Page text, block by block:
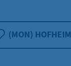
(MON) HOFHEIM